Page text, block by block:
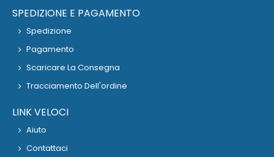
SPEDIZIONE E PAGAMENTO
Spedizione
Pagamento
Scaricare La Consegna
Tracciamento Dell'ordine
LINK VELOCI
Aiuto
Contattaci